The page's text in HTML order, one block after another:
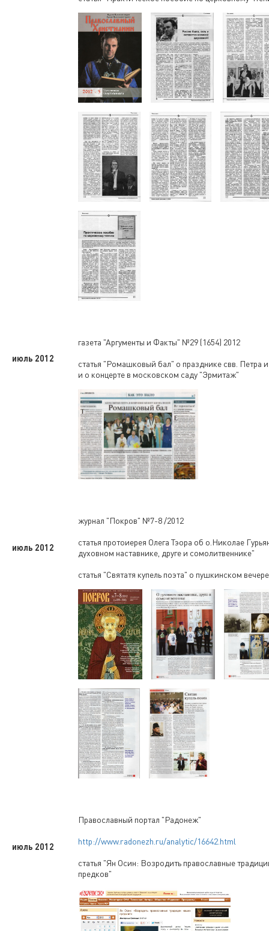
июль 2012
газета "Аргументы и Факты" №29 (1654) 2012
статья "Ромашковый бал" о празднике свв. Петра
и о концерте в московском саду "Эрмитаж"
июль 2012
журнал "Покров" №7-8 /2012
статья протоиерея Олега Тэора об о.Николае
духовном наставнике, друге и сомолитвеннике"
статья "Святатя купель поэта" о пушкинском
июль 2012
Православный портал "Радонеж"
http://www.radonezh.ru/analytic/16642.html
статья "Ян Осин: Возродить православные
предков"